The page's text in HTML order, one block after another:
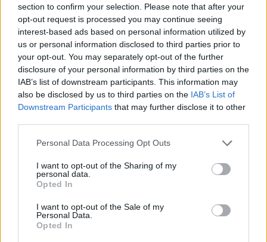
section to confirm your selection. Please note that after your
opt-out request is processed you may continue seeing
interest-based ads based on personal information utilized by
us or personal information disclosed to third parties prior to
your opt-out. You may separately opt-out of the further
disclosure of your personal information by third parties on the
IAB’s list of downstream participants. This information may
also be disclosed by us to third parties on the IAB’s List of
Downstream Participants that may further disclose it to other
Please note that this website/app uses one or more Google
not limited to your visit or usage behaviour. You may click to
grant or deny consent to Google and its third-party tags to
use your data for below specified purposes in below Google
consent section.
Personal Data Processing Opt Outs
I want to opt-out of the Sharing of my
personal data.
Opted In
I want to opt-out of the Sale of my
Personal Data.
Opted In
Vuoi rimuovere le pubblicità nazionali?
Puoi abbonarti asoli € 1,10 al mese
cliccandoqui
Sei già abbonato?
Puoi effettuare l'accesso andando nella
sezioneLogindal menù del sito o
cliccando